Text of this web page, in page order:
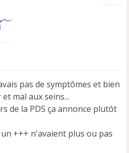
pas de symptômes et bien
mal aux seins...
de la PDS ça annonce plutôt
+++ n'avaient plus ou pas